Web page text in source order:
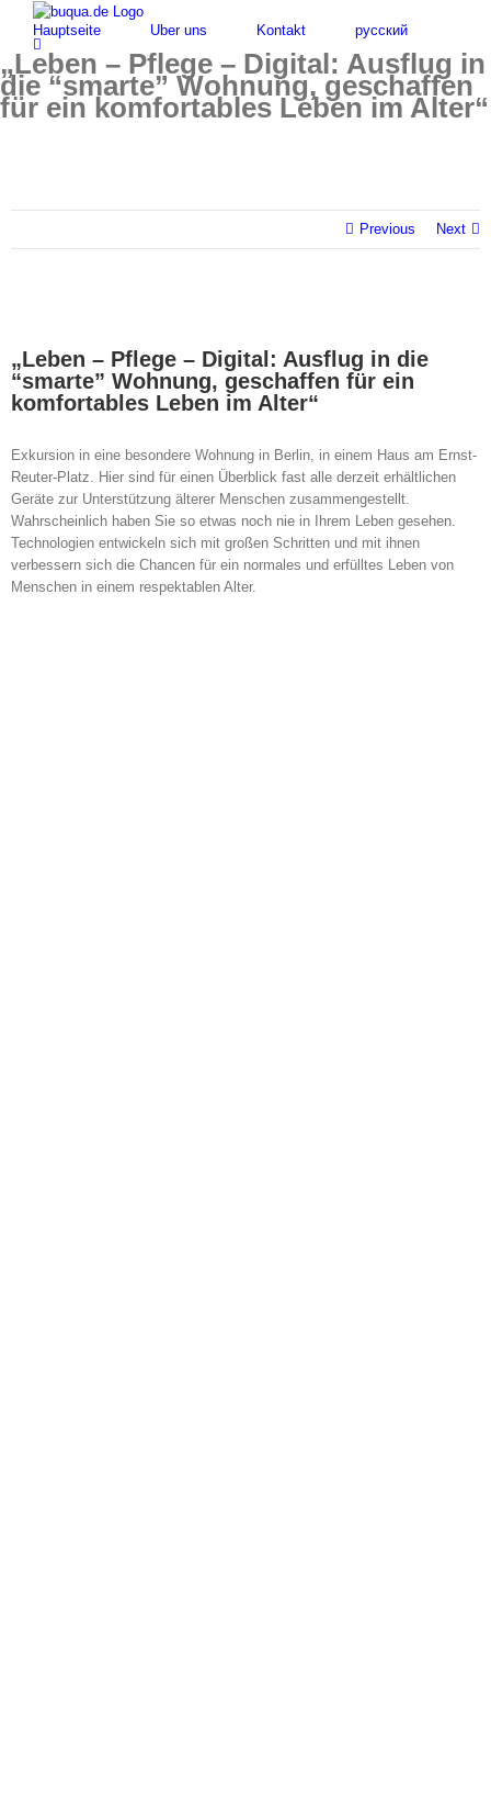
content
for:
Hauptseite
Über uns Kontakt русский
„Leben – Pflege – Digital: Ausflug in
die “smarte” Wohnung, geschaffen
für ein komfortables Leben im Alter“
Previous Next
„Leben – Pflege – Digital: Ausflug in die
“smarte” Wohnung, geschaffen für ein
komfortables Leben im Alter“
Exkursion in eine besondere Wohnung in Berlin, in einem Haus am Ernst-
Reuter-Platz. Hier sind für einen Überblick fast alle derzeit erhältlichen
Geräte zur Unterstützung älterer Menschen zusammengestellt.
Wahrscheinlich haben Sie so etwas noch nie in Ihrem Leben gesehen.
Technologien entwickeln sich mit großen Schritten und mit ihnen
verbessern sich die Chancen für ein normales und erfülltes Leben von
Menschen in einem respektablen Alter.